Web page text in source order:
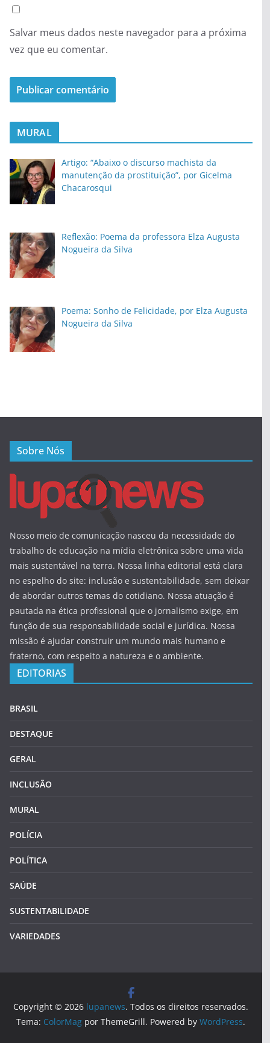
Salvar meus dados neste navegador para a próxima
vez que eu comentar.
MURAL
Artigo: “Abaixo o discurso machista da
manutenção da prostituição”, por Gicelma
Chacarosqui
Reflexão: Poema da professora Elza Augusta
Nogueira da Silva
Poema: Sonho de Felicidade, por Elza Augusta
Nogueira da Silva
Sobre Nós
Nosso meio de comunicação nasceu da necessidade do
trabalho de educação na mídia eletrônica sobre uma vida
mais sustentável na terra. Nossa linha editorial está clara
no espelho do site: inclusão e sustentabilidade, sem deixar
de abordar outros temas do cotidiano. Nossa atuação é
pautada na ética profissional que o jornalismo exige, em
função de sua responsabilidade social e jurídica. Nossa
missão é ajudar construir um mundo mais humano e
fraterno, com respeito a natureza e o ambiente.
EDITORIAS
BRASIL
DESTAQUE
GERAL
INCLUSÃO
MURAL
POLÍCIA
POLÍTICA
SAÚDE
SUSTENTABILIDADE
VARIEDADES
Copyright © 2026 lupanews. Todos os direitos reservados.
Tema: ColorMag por ThemeGrill. Powered byWordPress.